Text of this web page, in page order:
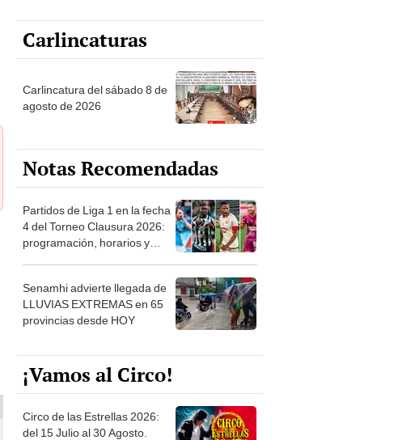
Carlincaturas
Carlincatura del sábado 8 de
agosto de 2026
Notas Recomendadas
Partidos de Liga 1 en la fecha
4 del Torneo Clausura 2026:
programación, horarios y
Senamhi advierte llegada de
LLUVIAS EXTREMAS en 65
provincias desde HOY
¡Vamos al Circo!
Circo de las Estrellas 2026:
del 15 Julio al 30 Agosto.